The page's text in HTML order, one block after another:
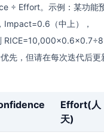
÷ Effort。示例：某功能
（中上），
先，但请在每次迭代后
Effort(人
天)